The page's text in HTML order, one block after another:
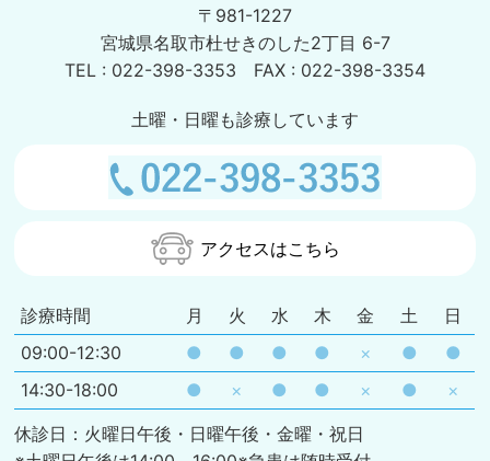
〒981-1227
宮城県名取市杜せきのした2丁目 6-7
TEL : 022-398-3353 FAX : 022-398-3354
土曜・日曜も診療しています
アクセスはこちら
診療時間 月 火 水 木 金 土
日
09:00-12:30
● ● ● ● × ●
●
14:30-18:00
● × ● ● × ●
×
休診日：火曜日午後・日曜午後・金曜・祝日